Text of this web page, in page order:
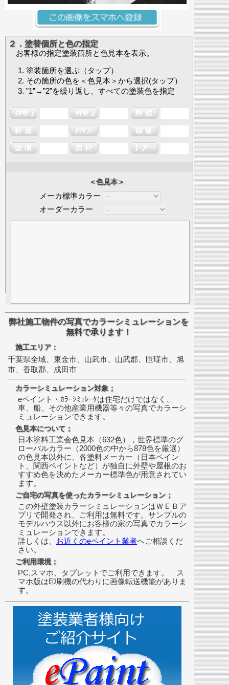
２．塗替個所と色の指定
お客様の指定塗装箇所と色見本を表示。
塗装箇所を選ぶ（タップ）
その箇所の色を＜色見本＞から選択(タップ）
”1”→”2”を繰り返し、すべての塗装色を指定
＜色見本＞
メーカ標準カラー
オーダーカラー
弊社施工物件の写真でカラーシミュレーションを
無料で承ります！
施工エリア：
千葉県全域、東金市、山武市、山武郡、匝瑳市、旭
市、香取郡、成田市
カラーシミュレーション対象；
eペイント・ｶﾗｰｼﾐｭﾚｰﾀは住宅だけではなく、
車、船、その他産業用機器等々の写真でカラーシ
ミュレーションできます。
色見本について；
日本塗料工業会色見本（632色），世界標準のグ
ローバルカラー（2000色の中から878色を厳選）
の色見本以外に、各塗料メーカー（日本ペイン
ト、関西ペイントなど）が独自に外壁や屋根のお
すすめ色を決めたメーカー標準色が用意されてい
ます。
ご自宅の写真を使ったカラーシミュレーション；
この外壁塗装カラーシミュレーションはＷＥＢア
プリで開発され、ご利用は無料です。サンプルの
モデルハウス以外にお客様の家の写真でカラーシ
ミュレーションできます。
詳しくは、 お近くのeペイント業者へご相談くだ
さい。
ご利用環境；
PC,スマホ、タブレットでご利用できます。 ス
マホ版は印刷機の代わりに画像転送機能がありま
す。